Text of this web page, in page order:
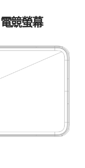
競螢幕